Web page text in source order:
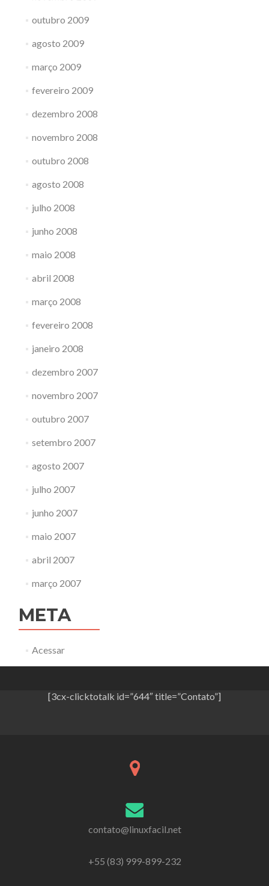
outubro 2009
agosto 2009
março 2009
fevereiro 2009
dezembro 2008
novembro 2008
outubro 2008
agosto 2008
julho 2008
junho 2008
maio 2008
abril 2008
março 2008
fevereiro 2008
janeiro 2008
dezembro 2007
novembro 2007
outubro 2007
setembro 2007
agosto 2007
julho 2007
junho 2007
maio 2007
abril 2007
março 2007
META
Acessar
[3cx-clicktotalk id=”644″ title=”Contato”]
contato@linuxfacil.net
+55 (83) 999-899-232